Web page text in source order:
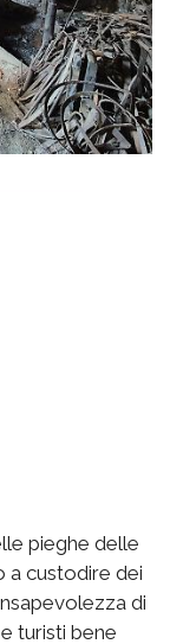
pieghe delle
a custodire dei
di
turisti bene